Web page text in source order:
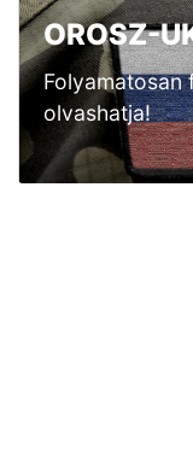
OROSZ-
olvashatja!